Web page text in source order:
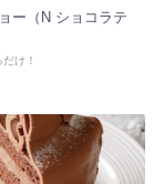
ー（N ショコラテ
け！